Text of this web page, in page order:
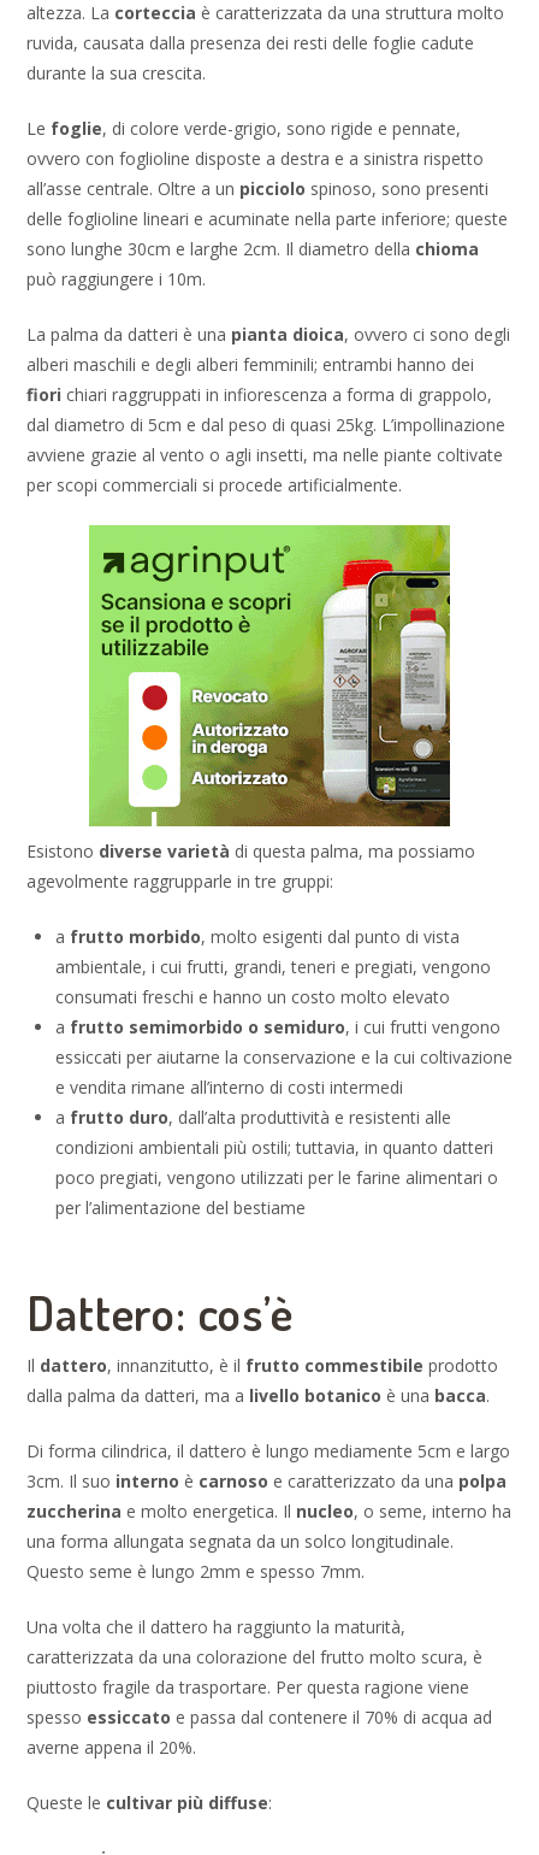
altezza. La corteccia è caratterizzata da una struttura molto
ruvida, causata dalla presenza dei resti delle foglie cadute
durante la sua crescita.
Le foglie, di colore verde-grigio, sono rigide e pennate,
ovvero con foglioline disposte a destra e a sinistra rispetto
all’asse centrale. Oltre a un picciolo spinoso, sono presenti
delle foglioline lineari e acuminate nella parte inferiore; queste
sono lunghe 30cm e larghe 2cm. Il diametro della chioma
può raggiungere i 10m.
La palma da datteri è una pianta dioica, ovvero ci sono degli
alberi maschili e degli alberi femminili; entrambi hanno dei
fiori chiari raggruppati in infiorescenza a forma di grappolo,
dal diametro di 5cm e dal peso di quasi 25kg. L’impollinazione
avviene grazie al vento o agli insetti, ma nelle piante coltivate
per scopi commerciali si procede artificialmente.
Esistono diverse varietà di questa palma, ma possiamo
agevolmente raggrupparle in tre gruppi:
a frutto morbido, molto esigenti dal punto di vista
ambientale, i cui frutti, grandi, teneri e pregiati, vengono
consumati freschi e hanno un costo molto elevato
a frutto semimorbido o semiduro, i cui frutti vengono
essiccati per aiutarne la conservazione e la cui coltivazione
e vendita rimane all’interno di costi intermedi
a frutto duro, dall’alta produttività e resistenti alle
condizioni ambientali più ostili; tuttavia, in quanto datteri
poco pregiati, vengono utilizzati per le farine alimentari o
per l’alimentazione del bestiame
Dattero: cos’è
Il dattero, innanzitutto, è il frutto commestibile prodotto
dalla palma da datteri, ma a livello botanico è una bacca.
Di forma cilindrica, il dattero è lungo mediamente 5cm e largo
3cm. Il suo interno è carnoso e caratterizzato da una polpa
zuccherina e molto energetica. Il nucleo, o seme, interno ha
una forma allungata segnata da un solco longitudinale.
Questo seme è lungo 2mm e spesso 7mm.
Una volta che il dattero ha raggiunto la maturità,
caratterizzata da una colorazione del frutto molto scura, è
piuttosto fragile da trasportare. Per questa ragione viene
spesso essiccato e passa dal contenere il 70% di acqua ad
averne appena il 20%.
Queste le cultivar più diffuse: